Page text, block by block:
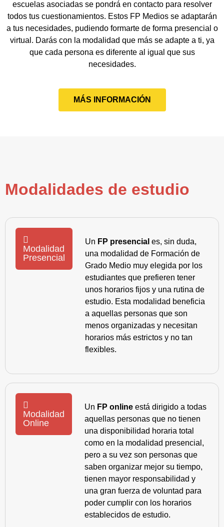
escuelas asociadas se pondrá en contacto para resolver
todos tus cuestionamientos. Estos FP Medios se adaptarán
a tus necesidades, pudiendo formarte de forma presencial o
virtual. Darás con la modalidad que más se adapte a ti, ya
que cada persona es diferente al igual que sus
necesidades.
MÁS INFORMACIÓN
Modalidades de estudio
Modalidad
Presencial
Un FP presencial es, sin duda,
una modalidad de Formación de
Grado Medio muy elegida por los
estudiantes que prefieren tener
unos horarios fijos y una rutina de
estudio. Esta modalidad beneficia
a aquellas personas que son
menos organizadas y necesitan
horarios más estrictos y no tan
flexibles.
Modalidad
Online
Un FP online está dirigido a todas
aquellas personas que no tienen
una disponibilidad horaria total
como en la modalidad presencial,
pero a su vez son personas que
saben organizar mejor su tiempo,
tienen mayor responsabilidad y
una gran fuerza de voluntad para
poder cumplir con los horarios
establecidos de estudio.